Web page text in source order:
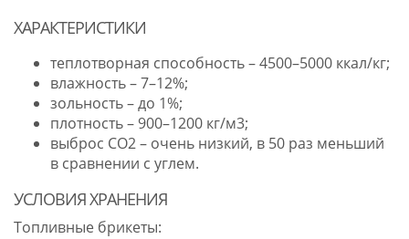
ХАРАКТЕРИСТИКИ
теплотворная способность – 4500–5000 ккал/кг;
влажность – 7–12%;
зольность – до 1%;
плотность – 900–1200 кг/м3;
выброс CO2 – очень низкий, в 50 раз меньший
в сравнении с углем.
УСЛОВИЯ ХРАНЕНИЯ
Топливные брикеты: